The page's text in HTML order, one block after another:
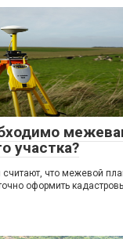
участка?
что межевой
оформить